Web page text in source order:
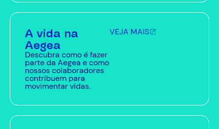
A vida na
Aegea
Descubra como é fazer
parte da Aegea e como
nossos colaboradores
contribuem para
movimentar vidas.
VEJA MAIS